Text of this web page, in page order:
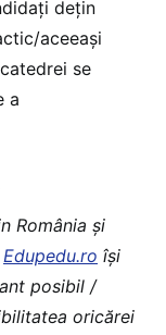
deţin
aceeași
se
a
România şi
Edupedu.ro îşi
posibil /
oricărei